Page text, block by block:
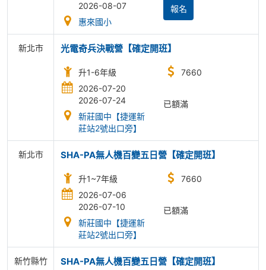
2026-08-07
惠來國小
報名
新北市 光電奇兵決戰營【確定開班】
升1-6年級
2026-07-20
2026-07-24
新莊國中【捷運新
莊站2號出口旁】
7660
已額滿
新北市 SHA-PA無人機百變五日營【確定開班】
升1~7年級
2026-07-06
2026-07-10
新莊國中【捷運新
莊站2號出口旁】
7660
已額滿
新竹縣竹
SHA-PA無人機百變五日營【確定開班】